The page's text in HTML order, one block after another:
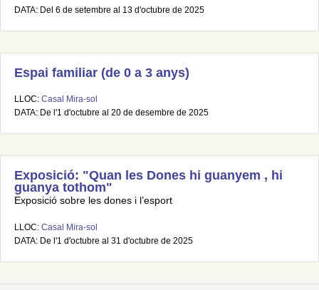
DATA: Del 6 de setembre al 13 d'octubre de 2025
Espai familiar (de 0 a 3 anys)
LLOC: Casal Mira-sol
DATA: De l'1 d'octubre al 20 de desembre de 2025
Exposició: "Quan les Dones hi guanyem , hi
guanya tothom"
Exposició sobre les dones i l’esport
LLOC: Casal Mira-sol
DATA: De l'1 d'octubre al 31 d'octubre de 2025